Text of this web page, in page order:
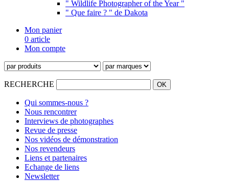
" Wildlife Photographer of the Year "
" Que faire ? " de Dakota
Mon panier
0 article
Mon compte
RECHERCHE
Qui sommes-nous ?
Nous rencontrer
Interviews de photographes
Revue de presse
Nos vidéos de démonstration
Nos revendeurs
Liens et partenaires
Echange de liens
Newsletter